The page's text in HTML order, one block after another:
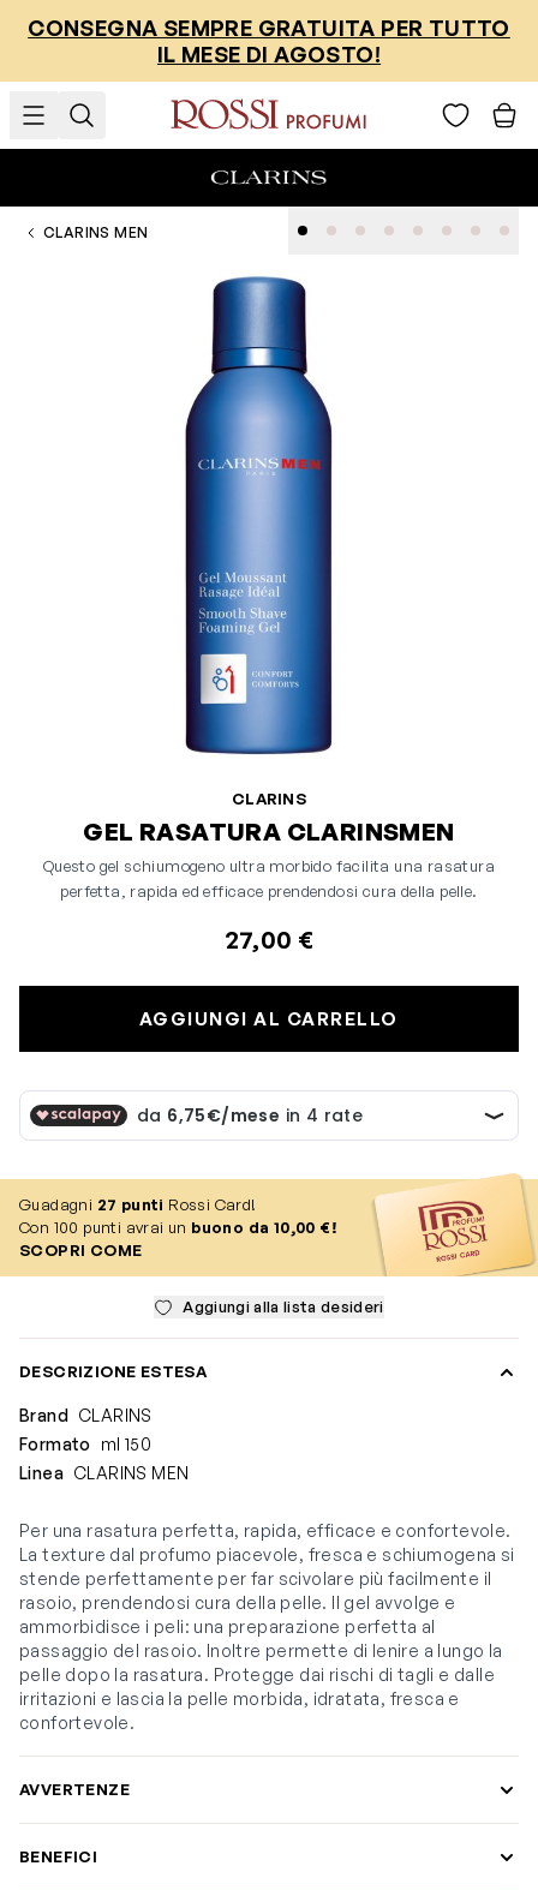
CONSEGNA SEMPRE GRATUITA PER TUTTO
IL MESE DI AGOSTO!
CLARINS MEN
CLARINS
GEL RASATURA CLARINSMEN
Questo gel schiumogeno ultra morbido facilita una rasatura
perfetta, rapida ed efficace prendendosi cura della pelle.
27,00 €
AGGIUNGI AL CARRELLO
Guadagni 27 punti Rossi Card!
Con 100 punti avrai un buono da 10,00 €!
SCOPRI COME
Aggiungi alla lista desideri
DESCRIZIONE ESTESA
Brand CLARINS
Formato
ml 150
Linea CLARINS MEN
Per una rasatura perfetta, rapida, efficace e confortevole.
La texture dal profumo piacevole, fresca e schiumogena si
stende perfettamente per far scivolare più facilmente il
rasoio, prendendosi cura della pelle. Il gel avvolge e
ammorbidisce i peli: una preparazione perfetta al
passaggio del rasoio. Inoltre permette di lenire a lungo la
pelle dopo la rasatura. Protegge dai rischi di tagli e dalle
irritazioni e lascia la pelle morbida, idratata, fresca e
confortevole.
AVVERTENZE
BENEFICI